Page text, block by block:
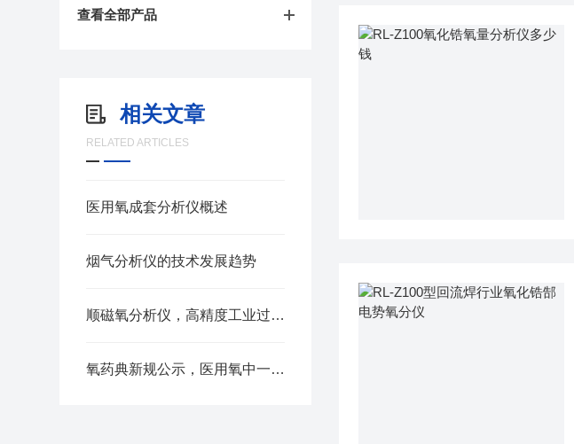
查看全部产品
相关文章
RELATED ARTICLES
医用氧成套分析仪概述
烟气分析仪的技术发展趋势
顺磁氧分析仪，高精度工业过程氧含量测量的可靠之选
氧药典新规公示，医用氧中一氧化碳二氧化碳及氧纯度检测都有那些标准